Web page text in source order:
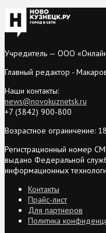
Учредитель — ООО
Главный редактор -
Наши контакты:
news@novokuznetsk.ru
+7 (3842) 900-800
Возрастное ограничение:
Регистрационный номер
выдано Федеральной
информационных
Контакты
Прайс-лист
Для партнеров
Политика